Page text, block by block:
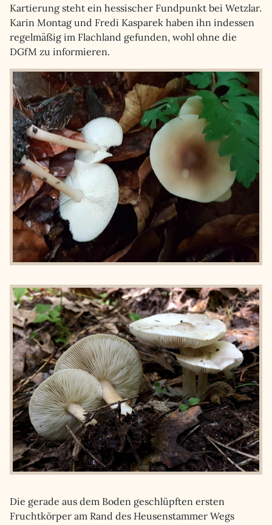
Kartierung steht ein hessischer Fundpunkt bei Wetzlar.
Karin Montag und Fredi Kasparek haben ihn indessen
regelmäßig im Flachland gefunden, wohl ohne die
DGfM zu informieren.
Die gerade aus dem Boden geschlüpften ersten
Fruchtkörper am Rand des Heusenstammer Wegs